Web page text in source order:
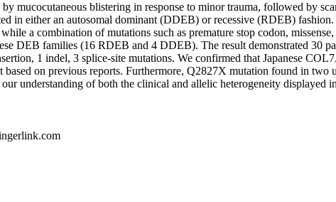
mucocutaneous blistering in response to minor trauma, followed by
in either an autosomal dominant (DDEB) or recessive (RDEB)
a combination of mutations such as premature stop codon,
DEB families (16 RDEB and 4 DDEB). The result demonstrated 30
1 indel, 3 splice-site mutations. We confirmed that Japanese
on previous reports. Furthermore, Q2827X mutation found in two
understanding of both the clinical and allelic heterogeneity displayed